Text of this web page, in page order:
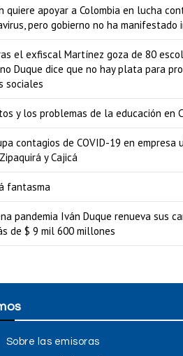
quiere apoyar a Colombia en lucha
pero gobierno no ha manifestado
el exfiscal Martínez goza de 80
Duque dice que no hay plata para
sociales
y los problemas de la educación en
contagios de COVID-19 en empresa
y Cajicá
fantasma
pandemia Iván Duque renueva sus
de $ 9 mil 600 millones
Sobre las emisoras